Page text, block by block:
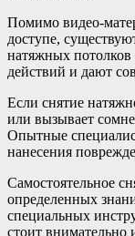
Помимо видео-
доступе,
натяжных
действий и дают
Если снятие
или вызывает
Опытные
нанесения
Самостоятельное
определенных
специальных
стоит внимательно